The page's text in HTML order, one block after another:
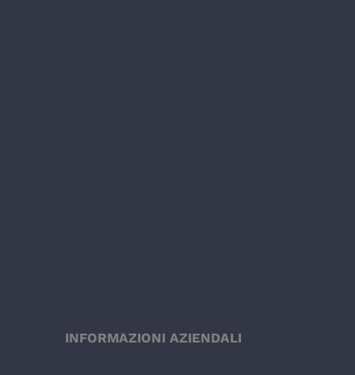
INFORMAZIONI AZIENDALI